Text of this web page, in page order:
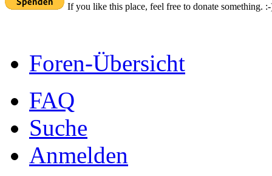
If you like this place, feel free to donate something.
Foren-Übersicht
FAQ
Suche
Anmelden